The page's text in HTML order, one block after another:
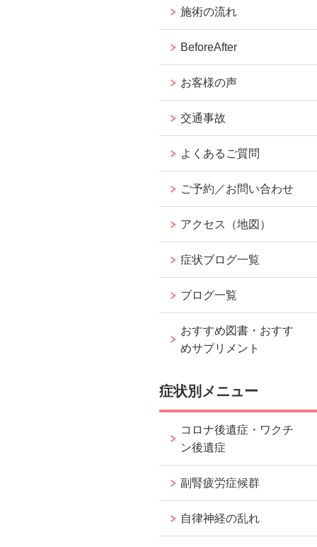
施術の流れ
BeforeAfter
お客様の声
交通事故
よくあるご質問
ご予約／お問い合わせ
アクセス（地図）
症状ブログ一覧
ブログ一覧
おすすめ図書・おすす
めサプリメント
症状別メニュー
コロナ後遺症・ワクチ
ン後遺症
副腎疲労症候群
自律神経の乱れ